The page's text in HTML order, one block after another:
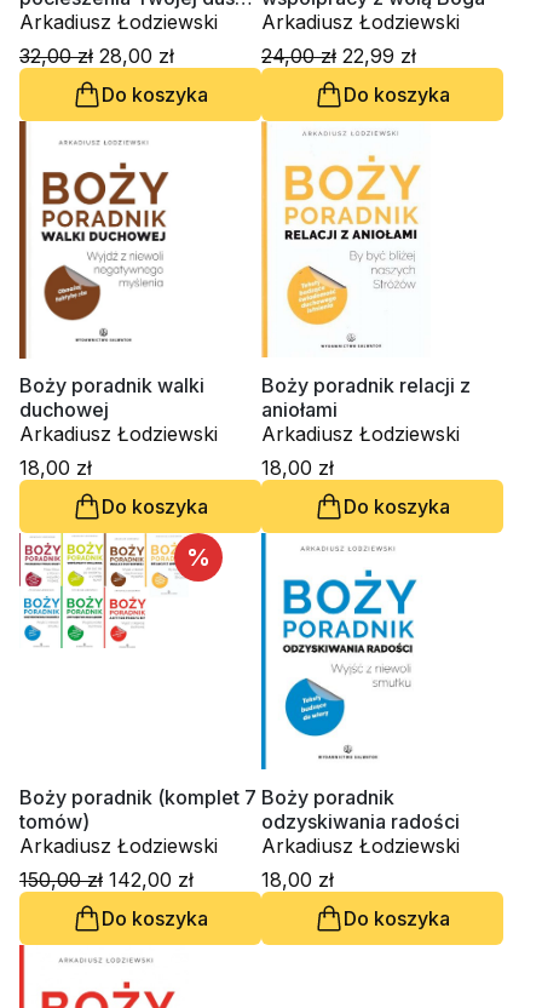
Masz Ojca, z którym
wszystko możesz.
Arkadiusz Łodziewski
32,00 zł 28,00 zł
Do koszyka
Arkadiusz Łodziewski
24,00 zł 22,99 zł
Do koszyka
Boży poradnik walki
duchowej
Arkadiusz Łodziewski
18,00 zł
Do koszyka
Boży poradnik relacji z
aniołami
Arkadiusz Łodziewski
18,00 zł
Do koszyka
%
Boży poradnik (komplet 7
tomów)
Arkadiusz Łodziewski
150,00 zł 142,00 zł
Do koszyka
Boży poradnik
odzyskiwania radości
Arkadiusz Łodziewski
18,00 zł
Do koszyka